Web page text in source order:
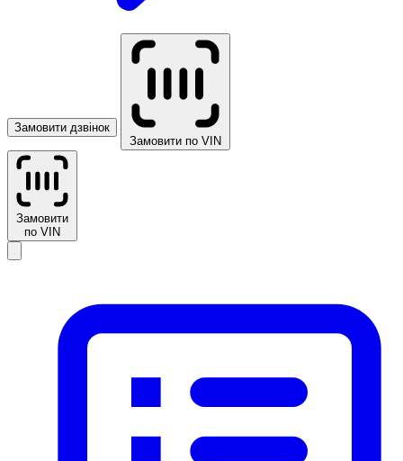
Замовити дзвінок
Замовити по VIN
Замовити
по VIN